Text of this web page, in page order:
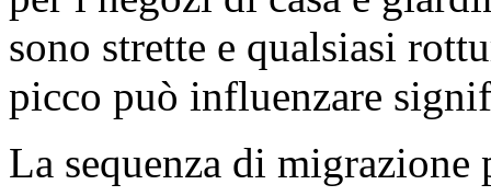
sono strette e qualsiasi
picco può influenzare
La sequenza di migrazione